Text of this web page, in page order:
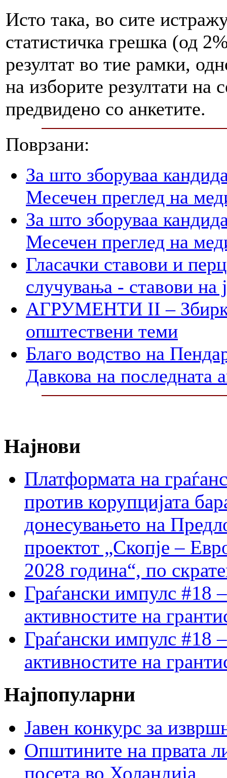
Исто така, во сите
статистичка грешка (од
резултат во тие рамки,
на изборите резултати на
предвидено со анкетите.
Поврзани:
За што зборуваа
Месечен преглед на
За што зборуваа
Месечен преглед на
Гласачки ставови и
случувања - ставови на
АГРУМЕНТИ II –
општествени теми
Благо водство на
Давкова на последната
Најнови
Платформата на
против корупцијата
донесувањето на
проектот „Скопје –
2028 година“, по
Граѓански импулс #18
активностите на
Граѓански импулс #18
активностите на
Најпопуларни
Јавен конкурс за
Општините на првата
посета во Холандија